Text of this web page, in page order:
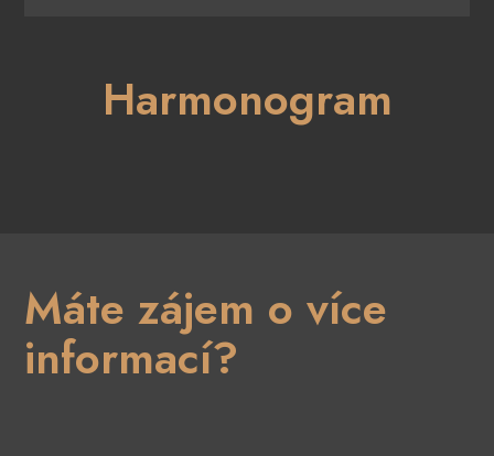
Harmonogram
Máte zájem o více
informací?